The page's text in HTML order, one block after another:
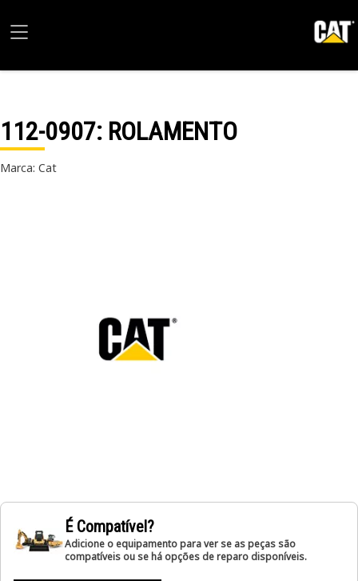
112-0907: ROLAMENTO
Marca: Cat
É Compatível?
Adicione o equipamento para ver se as peças são
compatíveis ou se há opções de reparo disponíveis.